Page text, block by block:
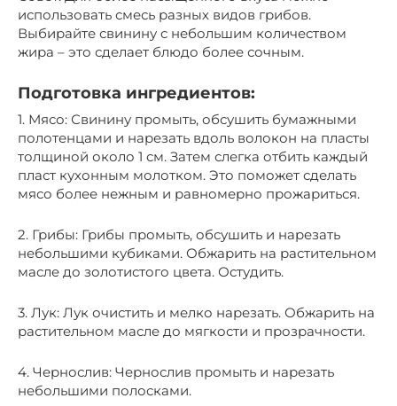
использовать смесь разных видов грибов.
Выбирайте свинину с небольшим количеством
жира – это сделает блюдо более сочным.
Подготовка ингредиентов:
1. Мясо: Свинину промыть, обсушить бумажными
полотенцами и нарезать вдоль волокон на пласты
толщиной около 1 см. Затем слегка отбить каждый
пласт кухонным молотком. Это поможет сделать
мясо более нежным и равномерно прожариться.
2. Грибы: Грибы промыть, обсушить и нарезать
небольшими кубиками. Обжарить на растительном
масле до золотистого цвета. Остудить.
3. Лук: Лук очистить и мелко нарезать. Обжарить на
растительном масле до мягкости и прозрачности.
4. Чернослив: Чернослив промыть и нарезать
небольшими полосками.